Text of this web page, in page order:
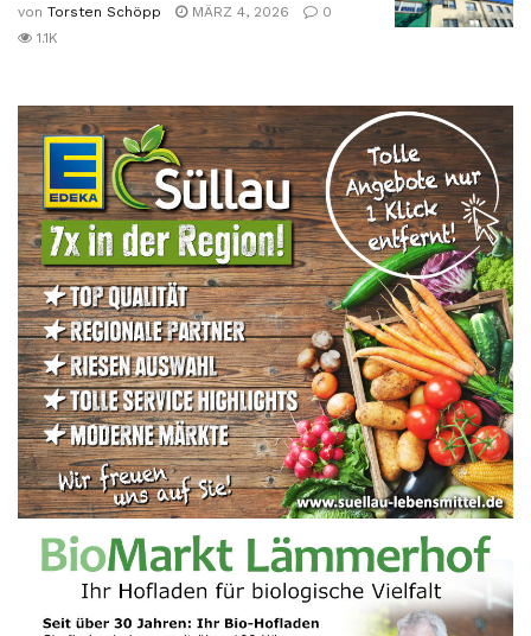
von Torsten Schöpp MÄRZ 4, 2026
0
1.1K